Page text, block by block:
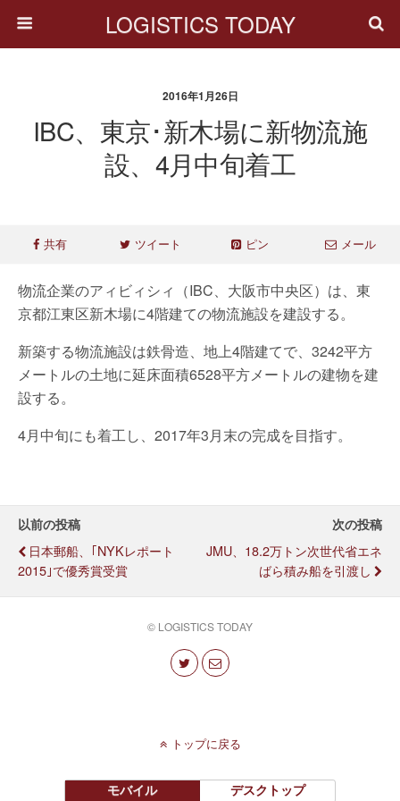
LOGISTICS TODAY
2016年1月26日
IBC、東京･新木場に新物流施
設、4月中旬着工
共有 ツイート ピン メール
物流企業のアィビィシィ（IBC、大阪市中央区）は、東
京都江東区新木場に4階建ての物流施設を建設する。
新築する物流施設は鉄骨造、地上4階建てで、3242平方
メートルの土地に延床面積6528平方メートルの建物を建
設する。
4月中旬にも着工し、2017年3月末の完成を目指す。
以前の投稿
日本郵船、｢NYKレポート
2015｣で優秀賞受賞
次の投稿
JMU、18.2万トン次世代省エネ
ばら積み船を引渡し
© LOGISTICS TODAY
トップに戻る
モバイル デスクトップ